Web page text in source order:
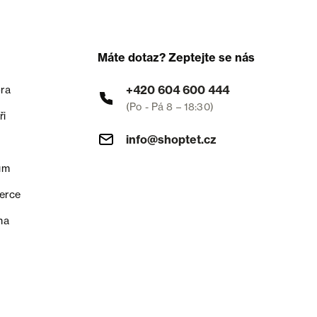
Máte dotaz? Zeptejte se nás
+420 604 600 444
(Po - Pá 8 – 18:30)
info@shoptet.cz